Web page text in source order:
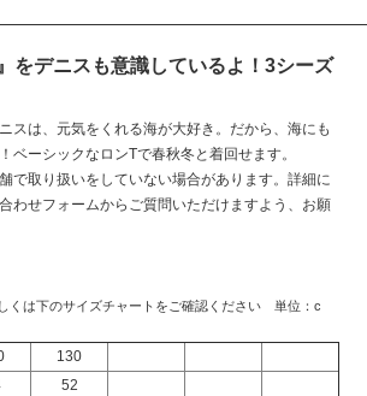
をデニスも意識しているよ！3シーズ
スは、元気をくれる海が大好き。だから、海にも
ベーシックなロンTで春秋冬と着回せます。
で取り扱いをしていない場合があります。詳細に
わせフォームからご質問いただけますよう、お願
しくは下のサイズチャートをご確認ください 単位：c
130
52